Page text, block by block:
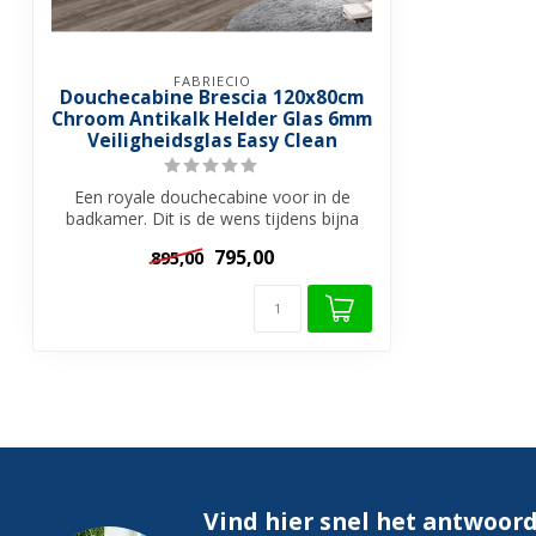
FABRIECIO
Douchecabine Brescia 120x80cm
Chroom Antikalk Helder Glas 6mm
Veiligheidsglas Easy Clean
Een royale douchecabine voor in de
badkamer. Dit is de wens tijdens bijna
895,00 795,00
Vind hier snel het